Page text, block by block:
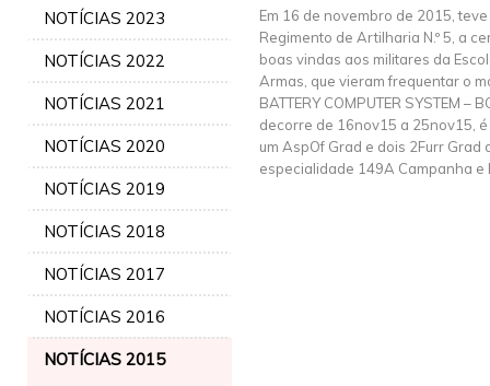
NOTÍCIAS 2023
NOTÍCIAS 2022
NOTÍCIAS 2021
NOTÍCIAS 2020
NOTÍCIAS 2019
NOTÍCIAS 2018
NOTÍCIAS 2017
NOTÍCIAS 2016
NOTÍCIAS 2015
Em 16 de novembro de 2015,
Regimento de Artilharia N.º 5, a
boas vindas aos militares da
Armas, que vieram frequentar o
BATTERY COMPUTER SYSTEM –
decorre de 16nov15 a 25nov15,
um AspOf Grad e dois 2Furr Grad
especialidade 149A Campanha e